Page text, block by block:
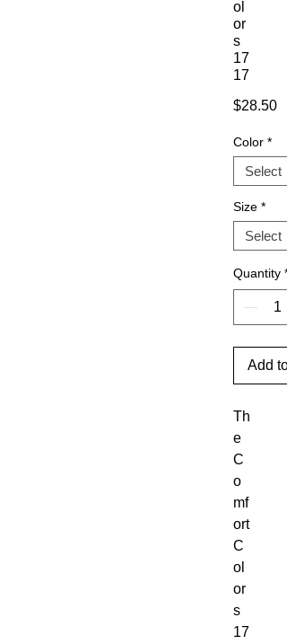
ol
or
s
17
17
$28.50
Color *
Size *
Quantity *
Add
Th
e
C
o
mf
ort
C
ol
or
s
17